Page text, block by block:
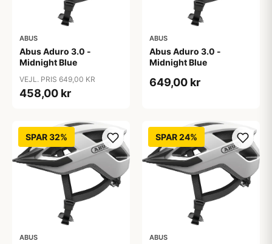
ABUS
Abus Aduro 3.0 -
Midnight Blue
VEJL. PRIS 649,00 KR
458,00 kr
ABUS
Abus Aduro 3.0 -
Midnight Blue
649,00 kr
SPAR 32%
ABUS
SPAR 24%
ABUS